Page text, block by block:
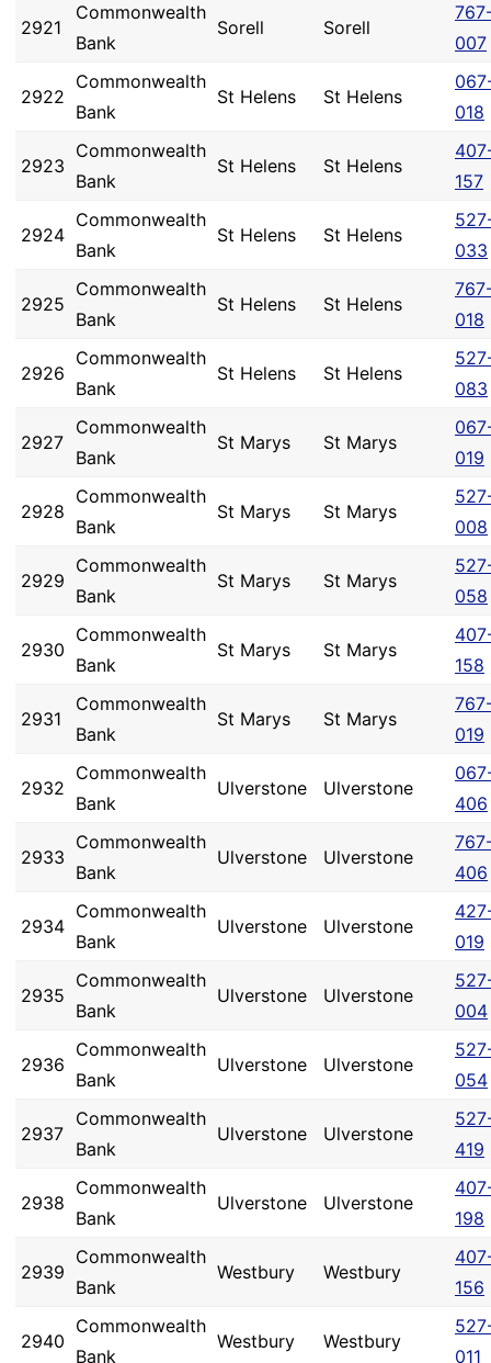
2921
Commonwealth
Bank
Sorell Sorell
007
2922
Commonwealth
Bank
St Helens St Helens
018
2923
Commonwealth
Bank
St Helens St Helens
157
2924
Commonwealth
Bank
St Helens St Helens
033
2925
Commonwealth
Bank
St Helens St Helens
018
2926
Commonwealth
Bank
St Helens St Helens
083
2927
Commonwealth
Bank
St Marys St Marys
019
2928
Commonwealth
Bank
St Marys St Marys
008
2929
Commonwealth
Bank
St Marys St Marys
058
2930
Commonwealth
Bank
St Marys St Marys
158
2931
Commonwealth
Bank
St Marys St Marys
019
2932
Commonwealth
Bank
Ulverstone Ulverstone
406
2933
Commonwealth
Bank
Ulverstone Ulverstone
406
2934
Commonwealth
Bank
Ulverstone Ulverstone
019
2935
Commonwealth
Bank
Ulverstone Ulverstone
004
2936
Commonwealth
Bank
Ulverstone Ulverstone
054
2937
Commonwealth
Bank
Ulverstone Ulverstone
419
2938
Commonwealth
Bank
Ulverstone Ulverstone
198
2939
Commonwealth
Bank
Westbury Westbury
156
2940
Commonwealth
Bank
Westbury Westbury
011